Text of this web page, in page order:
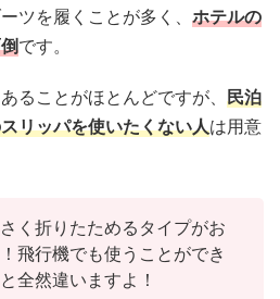
ツを履くことが多く、 ホテルの
です。
ることがほとんどですが、 民泊
リッパを使いたくない人は用意
く折りたためるタイプがお
飛行機でも使うことができ
全然違いますよ！